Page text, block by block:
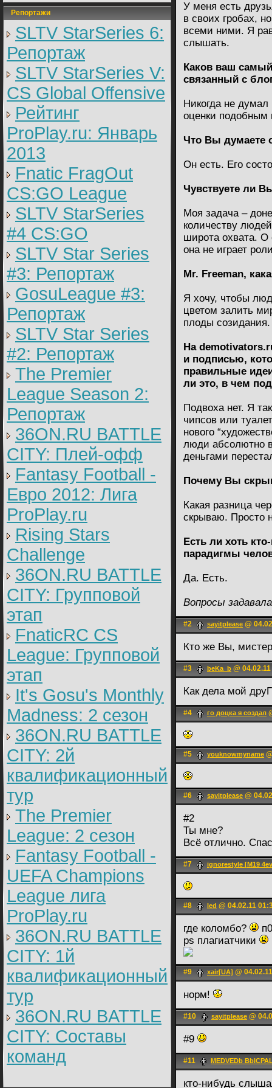
Репортажи
SLTV StarSeries 6:
Репортаж
SLTV StarSeries V:
CS Global Offensive
Рейтинг
ProPlay.ru: Январь
2013
Fnatic FragOut
CS:GO League
SLTV StarSeries
#4 CS:GO
SLTV Star Series
#3: Репортаж
GosuLeague #3:
Репортаж
SLTV Star Series
#2: Репортаж
The Premier
League Season 2:
Репортаж
36ON.RU BATTLE
CITY: Плей-офф
Fantasy Football -
Евро 2012: Лига
ProPlay.ru
Rising Stars
Challenge
36ON.RU BATTLE
CITY: Групповой
этап
FnaticRC CS
League: Групповой
этап
It's Gosu's Monthly
Madness: 2 сезон
36ON.RU BATTLE
CITY: 2й
квалификационный
тур
The Premier
League: 2 cезон
Fantasy Football -
UEFA Champions
League лига
ProPlay.ru
36ON.RU BATTLE
CITY: 1й
квалификационный
тур
36ON.RU BATTLE
CITY: Составы
команд
У меня есть
в своих гробах,
всеми ними. Я
слышать.
Каков ваш
связанный с
Никогда не думал
оценки
Что Вы думаете
Он есть. Его
Чувствуете ли
Моя задача –
количеству
широта охвата. О
она не играет
Mr. Freeman,
Я хочу, чтобы
цветом залить
плоды созидания.
На
и подписью,
правильные
ли это, в чем
Подвоха нет. Я
чипсов или
нового
люди абсолютно
деньгами
Почему Вы
Какая разница
скрываю. Просто
Есть ли хоть
парадигмы
Да. Есть.
Вопросы
#2 sayitplease @
Кто же Вы,
#3 beKa_b @
Как дела мой
#4 го доцка я создaл
#5 youknowmyname
#6 sayitplease @
#2
Ты мне?
Всё отлично.
#7 ignorestyle [M19
#8 led @ 04.02.11
где коломбо?
ps плагиатчики
#9 xair[UA] @
норм!
#10 sayitplease @
#9
#11 MEDVEDb
кто-нибудь